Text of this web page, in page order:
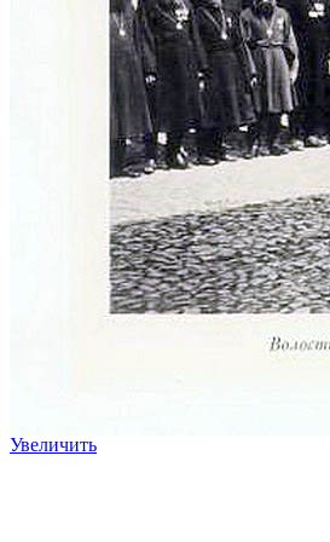
Увеличить